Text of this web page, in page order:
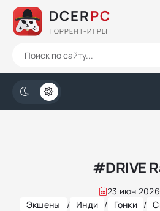
DCERPC
ТОРРЕНТ-ИГРЫ
#DRIVE
23 июн 2026
Экшены
/ Инди / Гонки /